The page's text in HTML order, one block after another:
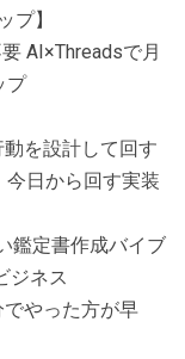
プ】
AI×Threadsで月
プ
を設計して回す
今日から回す実装
鑑定書作成バイブ
ジネス
やった方が早